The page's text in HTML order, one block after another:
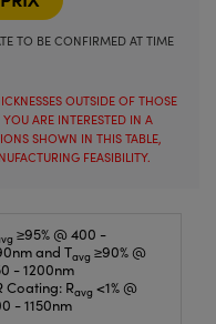
TO BE CONFIRMED AT TIME
OUTSIDE OF THOSE
ARE INTERESTED IN A
SHOWN IN THIS TABLE,
FEASIBILITY.
≥95% @ 400 -
and Tavg ≥90% @
- 1200nm
Coating: Ravg <1% @
- 1150nm